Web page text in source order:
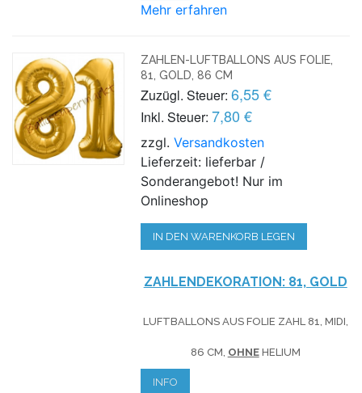
Mehr erfahren
ZAHLEN-LUFTBALLONS AUS FOLIE,
81, GOLD, 86 CM
Zuzügl. Steuer: 6,55 €
Inkl. Steuer: 7,80 €
zzgl.Versandkosten
Lieferzeit: lieferbar /
Sonderangebot! Nur im
Onlineshop
IN DEN WARENKORB LEGEN
ZAHLENDEKORATION: 81, GOLD
LUFTBALLONS AUS FOLIE ZAHL 81, MIDI,
86 CM, OHNEHELIUM
INFO